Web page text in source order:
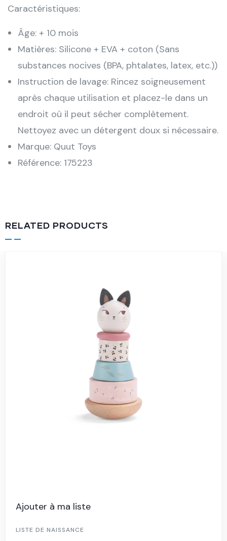
Caractéristiques:
Âge: + 10 mois
Matières: Silicone + EVA + coton (Sans
substances nocives (BPA, phtalates, latex, etc.))
Instruction de lavage: Rincez soigneusement
après chaque utilisation et placez-le dans un
endroit où il peut sécher complètement.
Nettoyez avec un détergent doux si nécessaire.
Marque: Quut Toys
Référence: 175223
RELATED PRODUCTS
Ajouter à ma liste
LISTE DE NAISSANCE